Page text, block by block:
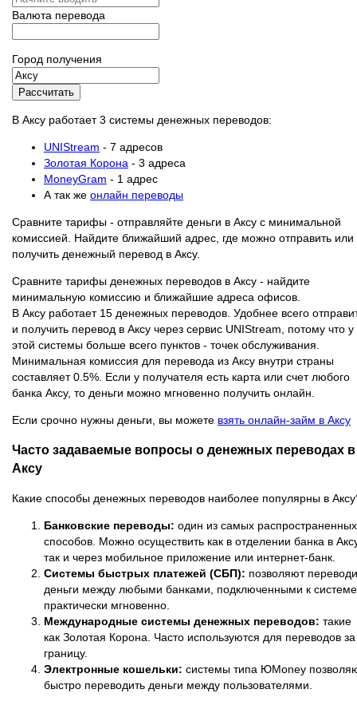
Валюта перевода
Город получения
Рассчитать
В Аксу работает 3 системы денежных переводов:
UNIStream - 7 адресов
Золотая Корона - 3 адреса
MoneyGram - 1 адрес
А так же онлайн переводы
Сравните тарифы - отправляйте деньги в Аксу с минимальной
комиссией. Найдите ближайший адрес, где можно отправить или
получить денежный перевод в Аксу.
Сравните тарифы денежных переводов в Аксу - найдите
минимальную комиссию и ближайшие адреса офисов.
В Аксу работает 15 денежных переводов. Удобнее всего
и получить перевод в Аксу через сервис UNIStream, потому что у
этой системы больше всего пунктов - точек обслуживания.
Минимальная комиссия для перевода из Аксу внутри страны
составляет 0.5%. Если у получателя есть карта или счет любого
банка Аксу, то деньги можно мгновенно получить онлайн.
Если срочно нужны деньги, вы можете взять онлайн-займ в Аксу
Часто задаваемые вопросы о денежных переводах в
Аксу
Какие способы денежных переводов наиболее популярны в
Банковские переводы: один из самых распространенных
способов. Можно осуществить как в отделении банка в
так и через мобильное приложение или интернет-банк.
Системы быстрых платежей (СБП): позволяют
деньги между любыми банками, подключенными к
практически мгновенно.
Международные системы денежных переводов: такие
как Золотая Корона. Часто используются для переводов за
границу.
Электронные кошельки: системы типа ЮMoney
быстро переводить деньги между пользователями.